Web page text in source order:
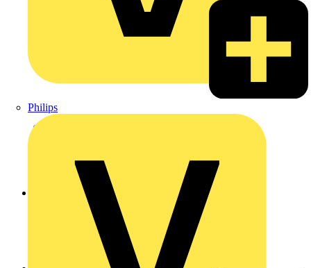
Philips